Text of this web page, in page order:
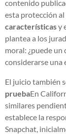
contenido
esta protección al
característicasy
plantea a los
moral: ¿puede
considerarse una
El juicio también
pruebaEn
similares
establece la
Snapchat,